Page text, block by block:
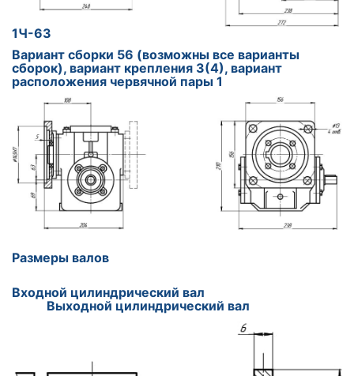
1Ч-63
Вариант сборки 56 (возможны все варианты
сборок), вариант крепления 3(4), вариант
расположения червячной пары 1
Размеры валов
Входной цилиндрический вал
Выходной цилиндрический вал